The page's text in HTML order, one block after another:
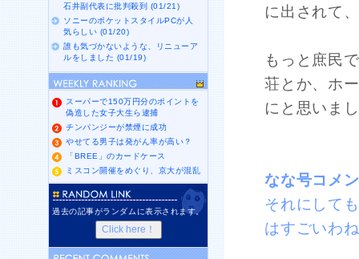
に出されて
もっと庶民
荘とか、ホ
にと思いま
なな号コ
それにして
はすごいわ
石井副代表に批判殺到 (01/21)
ソニーのポケットスタイルPCが人
気らしい (01/20)
誰も気づかないような、リニューア
ルをしました (01/19)
スーパーで150万円分のポイントを
偽造した女子大生ら逮捕
チンパンジーが禁煙に成功
やせてる男子は発がん率が高い？
「BREE」のカードケース
ミスコン開催をめぐり、京大が混乱
過去の記事がランダムに表示されます。